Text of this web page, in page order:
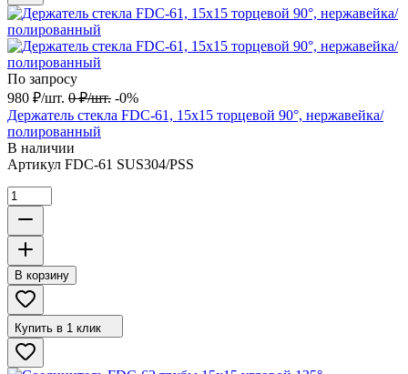
По запросу
980 ₽/шт. 0 ₽/шт. -0%
Держатель стекла FDC-61, 15х15 торцевой 90°, нержавейка/
полированный
В наличии
Артикул FDC-61 SUS304/PSS
В корзину
Купить в 1 клик